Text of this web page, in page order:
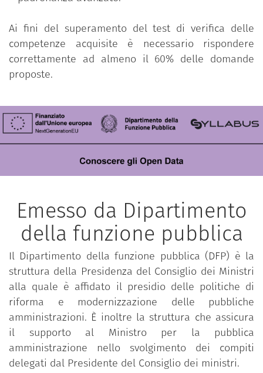
Ai fini del superamento del test di verifica delle
competenze acquisite è necessario rispondere
correttamente ad almeno il 60% delle domande
proposte.
Emesso da Dipartimento
della funzione pubblica
Il Dipartimento della funzione pubblica (DFP) è la
struttura della Presidenza del Consiglio dei Ministri
alla quale è affidato il presidio delle politiche di
riforma e modernizzazione delle pubbliche
amministrazioni. È inoltre la struttura che assicura
il supporto al Ministro per la pubblica
amministrazione nello svolgimento dei compiti
delegati dal Presidente del Consiglio dei ministri.